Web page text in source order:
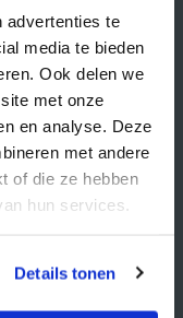
advertenties te
media te bieden
Ook delen we
met onze
en analyse. Deze
met andere
of die ze hebben
hun services.
Details tonen